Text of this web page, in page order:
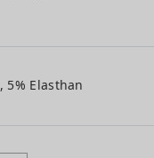
5% Elasthan